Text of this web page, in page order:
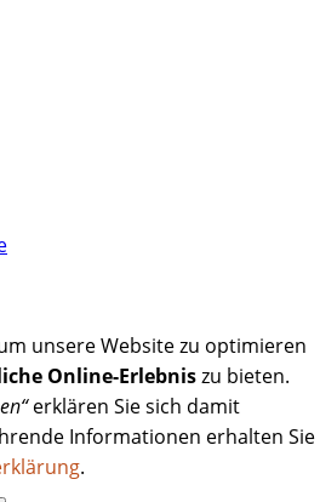
unsere Website zu optimieren
Online-Erlebniszu bieten.
erklären Sie sich damit
Informationen erhalten Sie
.